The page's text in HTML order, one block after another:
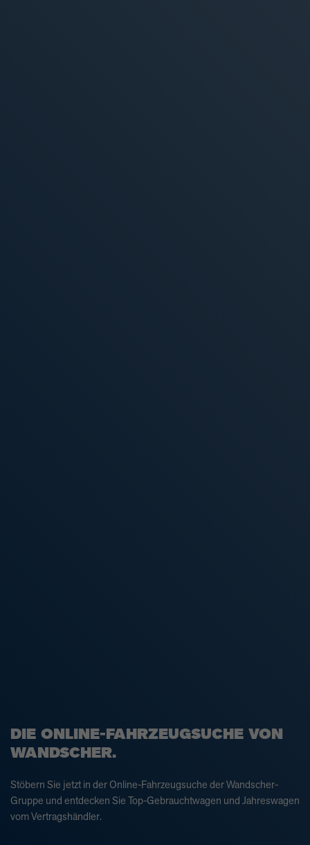
DIE ONLINE-FAHRZEUGSUCHE VON
WANDSCHER.
Stöbern Sie jetzt in der Online-Fahrzeugsuche der Wandscher-
Gruppe und entdecken Sie Top-Gebrauchtwagen und Jahreswagen
vom Vertragshändler.